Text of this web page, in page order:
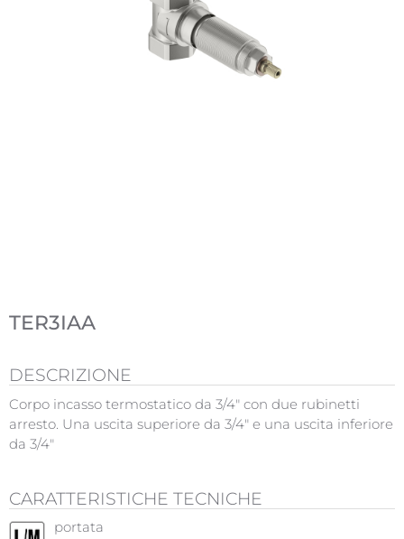
TER3IAA
DESCRIZIONE
Corpo incasso termostatico da 3/4" con due rubinetti
arresto. Una uscita superiore da 3/4" e una uscita inferiore
da 3/4"
CARATTERISTICHE TECNICHE
portata